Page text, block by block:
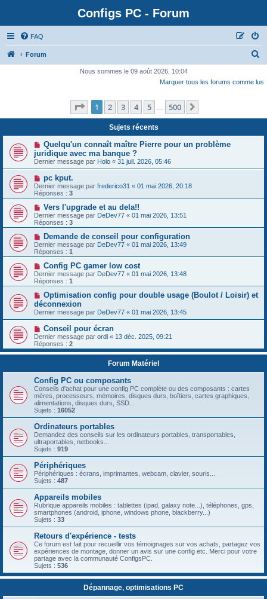
Configs PC - Forum
FAQ
Forum
Nous sommes le 09 août 2026, 10:04
Marquer tous les forums comme lus
Page 1sur500
1 2 3 4 5 500
Sujets récents
Quelqu'un connaît maître Pierre pour un problème
juridique avec ma banque ?
Dernier message par Holo « 31 juil. 2026, 05:46
pc kput.
Dernier message par frederico31 « 01 mai 2026, 20:18
Réponses : 3
Vers l'upgrade et au dela!!
Dernier message par DeDev77 « 01 mai 2026, 13:51
Réponses : 3
Demande de conseil pour configuration
Dernier message par DeDev77 « 01 mai 2026, 13:49
Réponses : 1
Config PC gamer low cost
Dernier message par DeDev77 « 01 mai 2026, 13:48
Réponses : 1
Optimisation config pour double usage (Boulot / Loisir) et
déconnexion
Dernier message par DeDev77 « 01 mai 2026, 13:45
Conseil pour écran
Dernier message par ordi « 13 déc. 2025, 09:21
Réponses : 2
Forum Matériel
Config PC ou composants
Conseils d'achat pour une config PC complète ou des composants : cartes
mères, processeurs, mémoires, disques durs, boîtiers, cartes graphiques,
alimentations, disques durs, SSD...
Sujets : 16052
Ordinateurs portables
Demandez des conseils sur les ordinateurs portables, transportables,
ultraportables, netbooks...
Sujets : 919
Périphériques
Périphériques : écrans, imprimantes, webcam, clavier, souris...
Sujets : 487
Appareils mobiles
Rubrique appareils mobiles : tablettes (ipad, galaxy note...), téléphones, gps,
smartphones (android, iphone, windows phone, blackberry...)
Sujets : 33
Retours d'expérience - tests
Ce forum est fait pour recueillir vos témoignages sur vos achats, partagez vos
expériences de montage, donner un avis sur une config etc. Merci pour votre
partage avec la communauté ConfigsPC.
Sujets : 536
Dépannage, optimisations PC